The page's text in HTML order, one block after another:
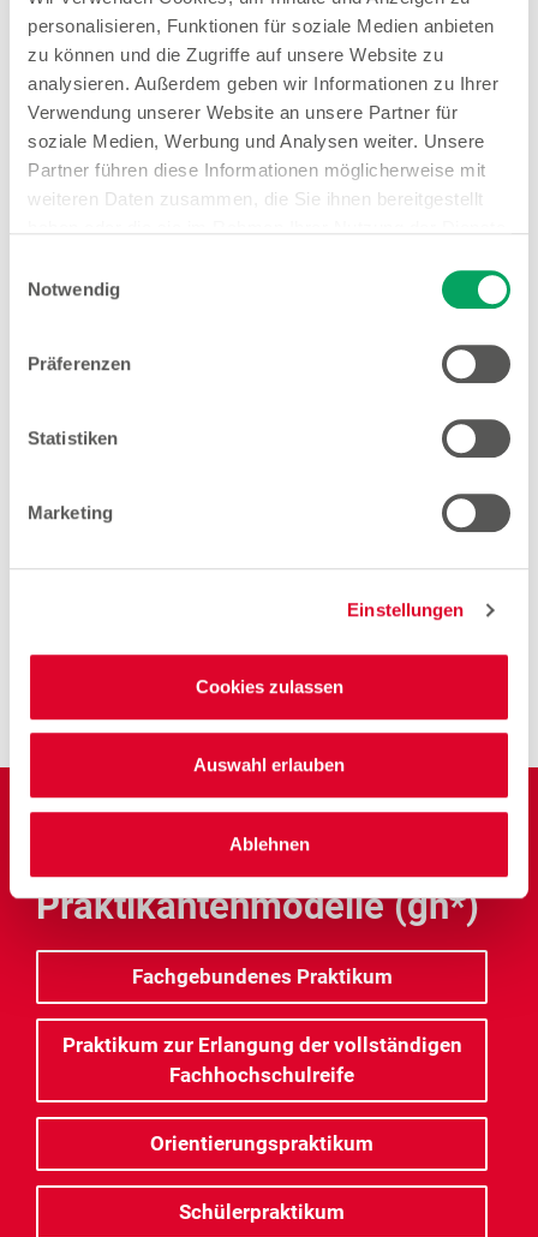
personalisieren, Funktionen für soziale Medien anbieten
zu können und die Zugriffe auf unsere Website zu
analysieren. Außerdem geben wir Informationen zu Ihrer
Verwendung unserer Website an unsere Partner für
soziale Medien, Werbung und Analysen weiter. Unsere
Partner führen diese Informationen möglicherweise mit
weiteren Daten zusammen, die Sie ihnen bereitgestellt
Einstellungen zu den Cookies finden Sie
Notwendig
Präferenzen
Statistiken
Marketing
Einstellungen
Cookies zulassen
Auswahl erlauben
Ablehnen
Fachinformatiker:in für
Anwendungsentwicklung
Fachinformatiker:in für Systemintegration
Kaufleute für Marketingkommunikation
Fachkraft für Schutz und Sicherheit
Praktikantenmodelle (gn*)
Fachgebundenes Praktikum
Praktikum zur Erlangung der vollständigen
Fachhochschulreife
Orientierungspraktikum
Schülerpraktikum